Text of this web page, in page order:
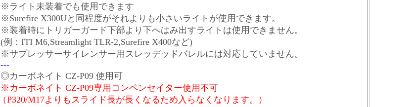
※ライト未装着でも使用できます
※Surefire X300Uと同程度がそれよりも小さいライトが使用できます。
※装着時にトリガーガード下部より下へはみ出すライトは使用できません。
(例：ITI M6,Streamlight TLR-2,Surefire X400など)
※サプレッサーサイレンサー用スレッデッドバレルには対応していません。
---
◎カーボネイト CZ-P09 使用可
※カーボネイト CZ-P09専用コンペンセイター使用不可
（P320/M17よりもスライド長が長くなるため入らなくなります。）